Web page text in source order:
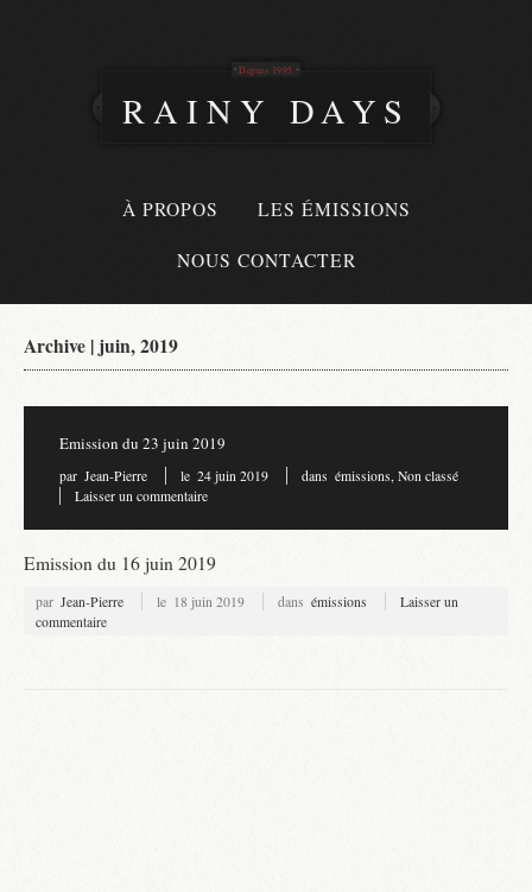
Depuis 1995
RAINY DAYS
À PROPOS LES ÉMISSIONS
NOUS CONTACTER
Archive | juin, 2019
Emission du 23 juin 2019
par Jean-Pierre le 24 juin 2019 dans émissions Non classé
Laisser un commentaire
Emission du 16 juin 2019
par Jean-Pierre le 18 juin 2019 dans émissions
Laisser un
commentaire